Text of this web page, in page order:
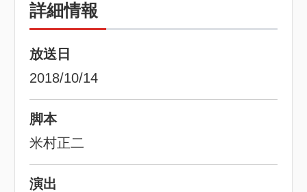
詳細情報
放送日
2018/10/14
脚本
米村正二
演出